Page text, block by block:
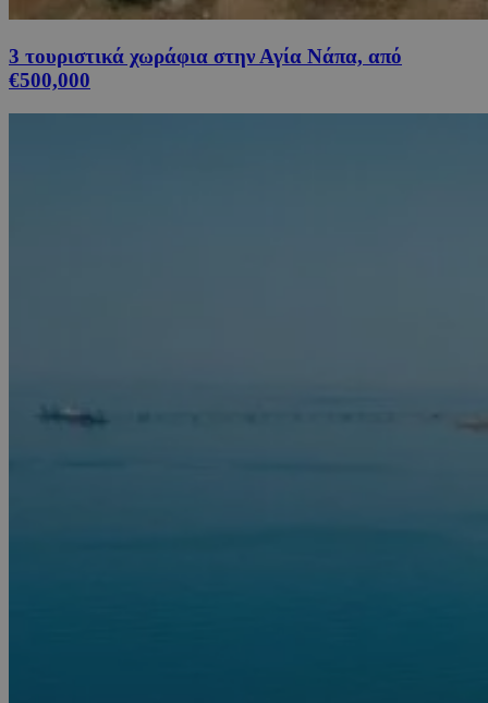
3 τουριστικά χωράφια στην Αγία Νάπα, από
€500,000